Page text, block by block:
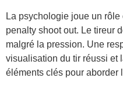
La psychologie joue un rôle
penalty shoot out. Le tireur
malgré la pression. Une
visualisation du tir réussi et
éléments clés pour aborder